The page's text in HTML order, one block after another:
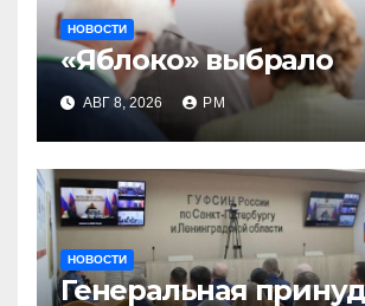
НОВОСТИ
«Яблоко» выбрало
АВГ 8, 2026 РМ
НОВОСТИ
Генеральная